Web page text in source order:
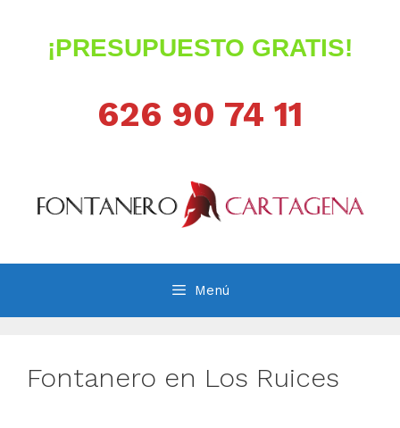
contenido¡PRESUPUESTO GRATIS!
626 90 74 11
Menú
Fontanero en Los Ruices